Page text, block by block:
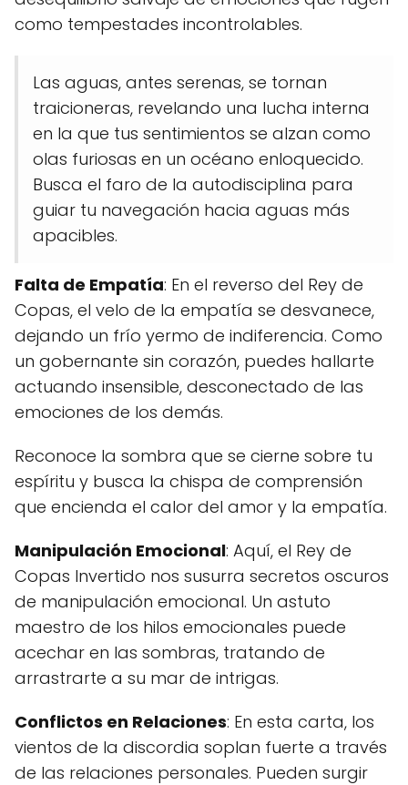
como tempestades incontrolables.
Las aguas, antes serenas, se tornan
traicioneras, revelando una lucha interna
en la que tus sentimientos se alzan como
olas furiosas en un océano enloquecido.
Busca el faro de la autodisciplina para
guiar tu navegación hacia aguas más
apacibles.
Falta de Empatía: En el reverso del Rey de
Copas, el velo de la empatía se desvanece,
dejando un frío yermo de indiferencia. Como
un gobernante sin corazón, puedes hallarte
actuando insensible, desconectado de las
emociones de los demás.
Reconoce la sombra que se cierne sobre tu
espíritu y busca la chispa de comprensión
que encienda el calor del amor y la empatía.
Manipulación Emocional: Aquí, el Rey de
Copas Invertido nos susurra secretos oscuros
de manipulación emocional. Un astuto
maestro de los hilos emocionales puede
acechar en las sombras, tratando de
arrastrarte a su mar de intrigas.
Conflictos en Relaciones: En esta carta, los
vientos de la discordia soplan fuerte a través
de las relaciones personales. Pueden surgir